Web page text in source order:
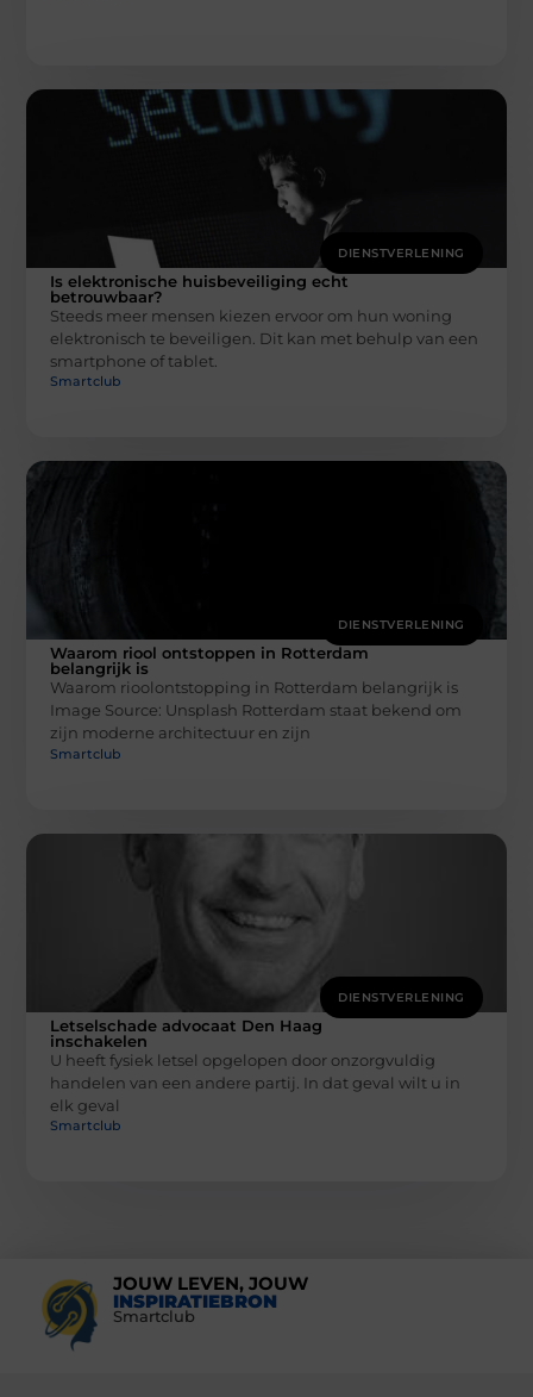
DIENSTVERLENING
Is elektronische huisbeveiliging echt
betrouwbaar?
Steeds meer mensen kiezen ervoor om hun woning
elektronisch te beveiligen. Dit kan met behulp van een
smartphone of tablet.
Smartclub
DIENSTVERLENING
Waarom riool ontstoppen in Rotterdam
belangrijk is
Waarom rioolontstopping in Rotterdam belangrijk is ‍
Image Source: Unsplash‍ Rotterdam staat bekend om
zijn moderne architectuur en zijn
Smartclub
DIENSTVERLENING
Letselschade advocaat Den Haag
inschakelen
U heeft fysiek letsel opgelopen door onzorgvuldig
handelen van een andere partij. In dat geval wilt u in
elk geval
Smartclub
JOUW LEVEN, JOUW
INSPIRATIEBRON
Smartclub